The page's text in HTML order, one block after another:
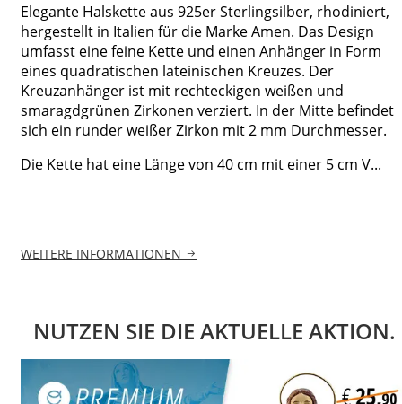
Elegante Halskette aus 925er Sterlingsilber, rhodiniert,
hergestellt in Italien für die Marke Amen. Das Design
umfasst eine feine Kette und einen Anhänger in Form
eines quadratischen lateinischen Kreuzes. Der
Kreuzanhänger ist mit rechteckigen weißen und
smaragdgrünen Zirkonen verziert. In der Mitte befindet
sich ein runder weißer Zirkon mit 2 mm Durchmesser.
Die Kette hat eine Länge von 40 cm mit einer 5 cm V...
WEITERE INFORMATIONEN
NUTZEN SIE DIE AKTUELLE AKTION.